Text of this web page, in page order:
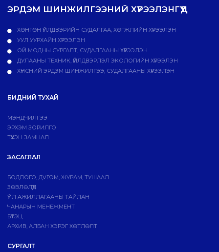
ЭРДЭМ ШИНЖИЛГЭЭНИЙ ХҮРЭЭЛЭНГҮҮД
ХӨНГӨН ҮЙЛДВЭРИЙН СУДАЛГАА, ХӨГЖЛИЙН ХҮРЭЭЛЭН
УУЛ УУРХАЙН ХҮРЭЭЛЭН
ОЙ МОДНЫ СУРГАЛТ, СУДАЛГААНЫ ХҮРЭЭЛЭН
ДУЛААНЫ ТЕХНИК, ҮЙЛДВЭРЛЭЛ ЭКОЛОГИЙН ХҮРЭЭЛЭН
ХҮНСНИЙ ЭРДЭМ ШИНЖИЛГЭЭ, СУДАЛГААНЫ ХҮРЭЭЛЭН
БИДНИЙ ТУХАЙ
МЭНДЧИЛГЭЭ
ЭРХЭМ ЗОРИЛГО
ТҮҮХЭН ЗАМНАЛ
ЗАСАГЛАЛ
БОДЛОГО, ДVРЭМ, ЖУРАМ, ТУШААЛ
ЗӨВЛӨЛҮҮД
ҮЙЛ АЖИЛЛАГААНЫ ТАЙЛАН
ЧАНАРЫН МЕНЕЖМЕНТ
БҮТЭЦ
АРХИВ, АЛБАН ХЭРЭГ ХӨТЛӨЛТ
СУРГАЛТ